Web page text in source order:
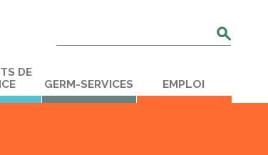
:
DE
GERM-SERVICES EMPLOI